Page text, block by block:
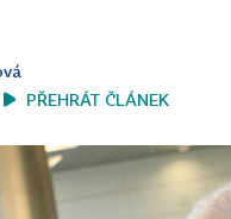
PŘEHRÁT ČLÁNEK